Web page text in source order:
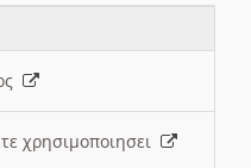
χρησιμοποιησει